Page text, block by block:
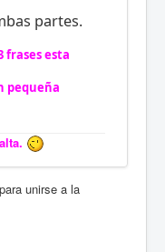
partes.
frases esta
pequeña
para unirse a la